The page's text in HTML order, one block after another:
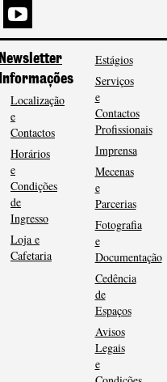
Newsletter
Informações
Localização
e
Contactos
Horários
e
Condições
de
Ingresso
Loja e
Cafetaria
Estágios
Serviços
e
Contactos
Profissionais
Imprensa
Mecenas
e
Parcerias
Fotografia
e
Documentação
Cedência
de
Espaços
Avisos
Legais
e